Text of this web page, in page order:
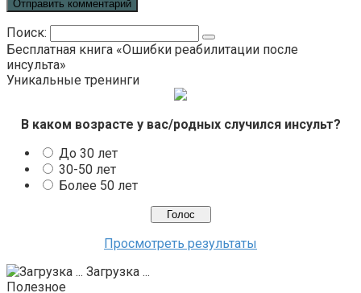
Поиск:
Бесплатная книга «Ошибки реабилитации после
инсульта»
Уникальные тренинги
В каком возрасте у вас/родных случился инсульт?
До 30 лет
30-50 лет
Более 50 лет
Просмотреть результаты
Загрузка ...
Полезное